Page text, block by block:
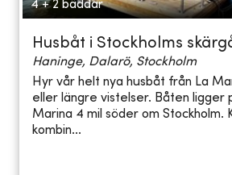
4 + 2 bäddar
Husbåt i Stockholms
Haninge, Dalarö, Stockholm
Hyr vår helt nya husbåt från La
eller längre vistelser. Båten ligger
Marina 4 mil söder om Stockholm.
kombin...